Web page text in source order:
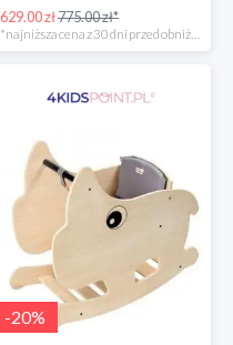
629.00 zł775.00 zł*
-20%